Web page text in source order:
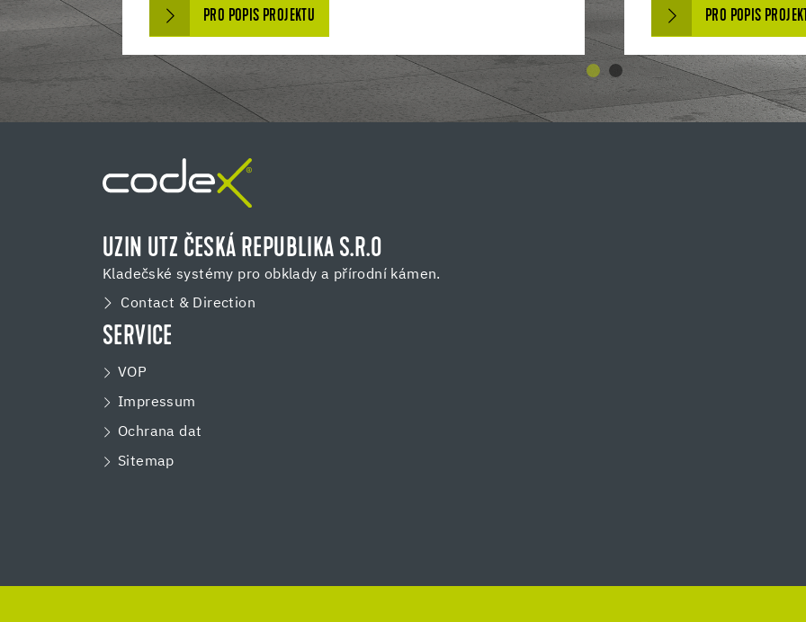
PRO POPIS PROJEKTU PRO POPIS
UZIN UTZ ČESKÁ REPUBLIKA S.R.O
Kladečské systémy pro obklady a přírodní kámen.
Contact & Direction
SERVICE
VOP
Impressum
Ochrana dat
Sitemap